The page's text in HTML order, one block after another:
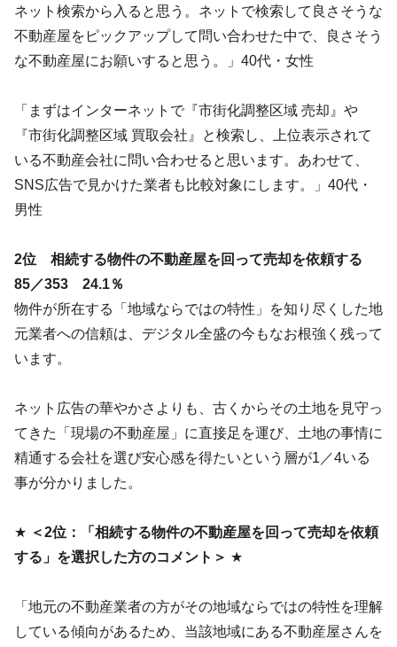
ネット検索から入ると思う。ネットで検索して良さそうな
不動産屋をピックアップして問い合わせた中で、良さそう
な不動産屋にお願いすると思う。」40代・女性
「まずはインターネットで『市街化調整区域 売却』や
『市街化調整区域 買取会社』と検索し、上位表示されて
いる不動産会社に問い合わせると思います。あわせて、
SNS広告で見かけた業者も比較対象にします。」40代・
男性
2位 相続する物件の不動産屋を回って売却を依頼する
85／353 24.1％
物件が所在する「地域ならではの特性」を知り尽くした地
元業者への信頼は、デジタル全盛の今もなお根強く残って
います。
ネット広告の華やかさよりも、古くからその土地を見守っ
てきた「現場の不動産屋」に直接足を運び、土地の事情に
精通する会社を選び安心感を得たいという層が1／4いる
事が分かりました。
★ ＜2位：「相続する物件の不動産屋を回って売却を依頼
する」を選択した方のコメント＞ ★
「地元の不動産業者の方がその地域ならではの特性を理解
している傾向があるため、当該地域にある不動産屋さんを